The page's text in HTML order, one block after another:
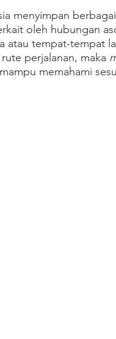
menyimpan
oleh hubungan
atau tempat-tempat
perjalanan, maka
memahami